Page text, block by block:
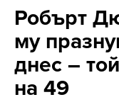
Робърт
му
днес –
на 49